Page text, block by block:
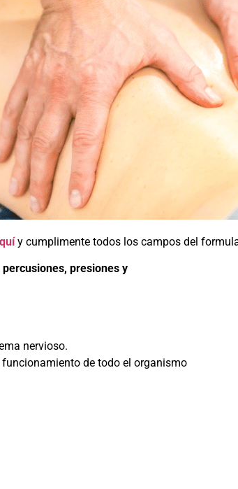
y cumplimente todos los campos del
presiones y
nervioso.
de todo el organismo